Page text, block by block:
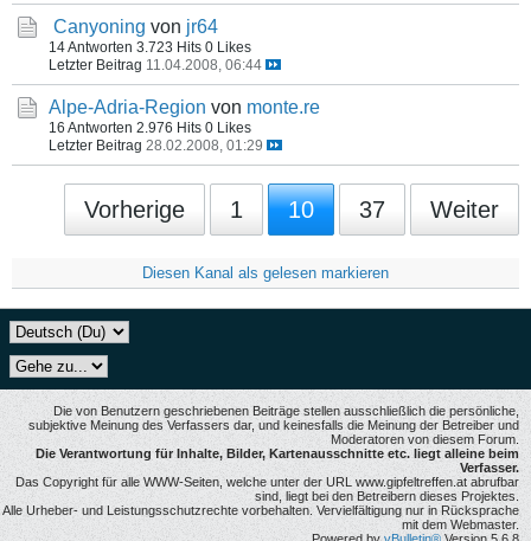
Canyoning von jr64
14 Antworten 3.723 Hits 0 Likes
Letzter Beitrag 11.04.2008, 06:44
Alpe-Adria-Region von monte.re
16 Antworten 2.976 Hits 0 Likes
Letzter Beitrag 28.02.2008, 01:29
Vorherige 1 10 37 Weiter
Diesen Kanal als gelesen markieren
Die von Benutzern geschriebenen Beiträge stellen ausschließlich die persönliche,
subjektive Meinung des Verfassers dar, und keinesfalls die Meinung der Betreiber und
Moderatoren von diesem Forum.
Die Verantwortung für Inhalte, Bilder, Kartenausschnitte etc. liegt alleine beim
Verfasser.
Das Copyright für alle WWW-Seiten, welche unter der URL www.gipfeltreffen.at abrufbar
sind, liegt bei den Betreibern dieses Projektes.
Alle Urheber- und Leistungsschutzrechte vorbehalten. Vervielfältigung nur in Rücksprache
mit dem Webmaster.